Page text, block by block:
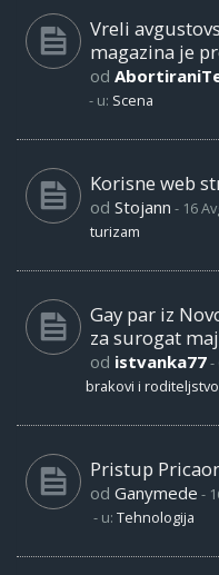
Vreli
magazina je
od
- u: Scena
Korisne web
od Stojann - 16
turizam
Gay par iz
za surogat
od istvanka77-
brakovi i roditeljstvo
Pristup
od Ganymede -
- u: Tehnologija